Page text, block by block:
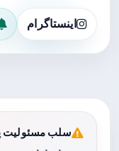
اینستاگرام
سلب مسئولیت